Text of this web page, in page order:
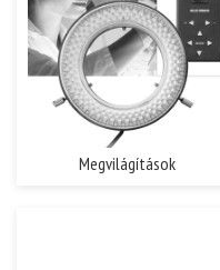
Megvilágítások